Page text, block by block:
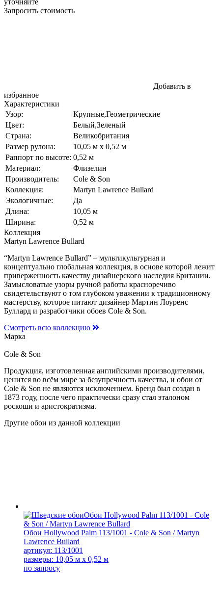
Запросить стоимость
Добавить в
избранное
Характеристики
Узор:
Крупные,Геометрические
Цвет:
Белый,Зеленый
Страна:
Великобритания
Размер рулона:
10,05 м x 0,52 м
Раппорт по высоте: 0,52 м
Материал:
Флизелин
Производитель:
Cole & Son
Коллекция:
Martyn Lawrence Bullard
Экологичные:
Да
Длина:
10,05 м
Ширина:
0,52 м
Коллекция
Martyn Lawrence Bullard
“Martyn Lawrence Bullard” – мультикультурная и
концептуально глобальная коллекция, в основе которой лежит
приверженность качеству дизайнерского наследия Британии.
Замысловатые узоры ручной работы красноречиво
свидетельствуют о том глубоком уважении к традиционному
мастерству, которое питают дизайнер Мартин Лоуренс
Буллард и разработчики обоев Cole & Son.
Смотреть всю коллекцию
Марка
Cole & Son
Продукция, изготовленная английскими производителями,
ценится во всём мире за безупречность качества, и обои от
Cole & Son не являются исключением. Бренд был создан в
1873 году, после чего практически сразу стал эталоном
роскоши и аристократизма.
Другие обои из данной коллекции
Обои Hollywood Palm 113/1001 - Cole & Son / Martyn
Lawrence Bullard
артикул: 113/1001
размеры: 10,05 м x 0,52 м
по запросу